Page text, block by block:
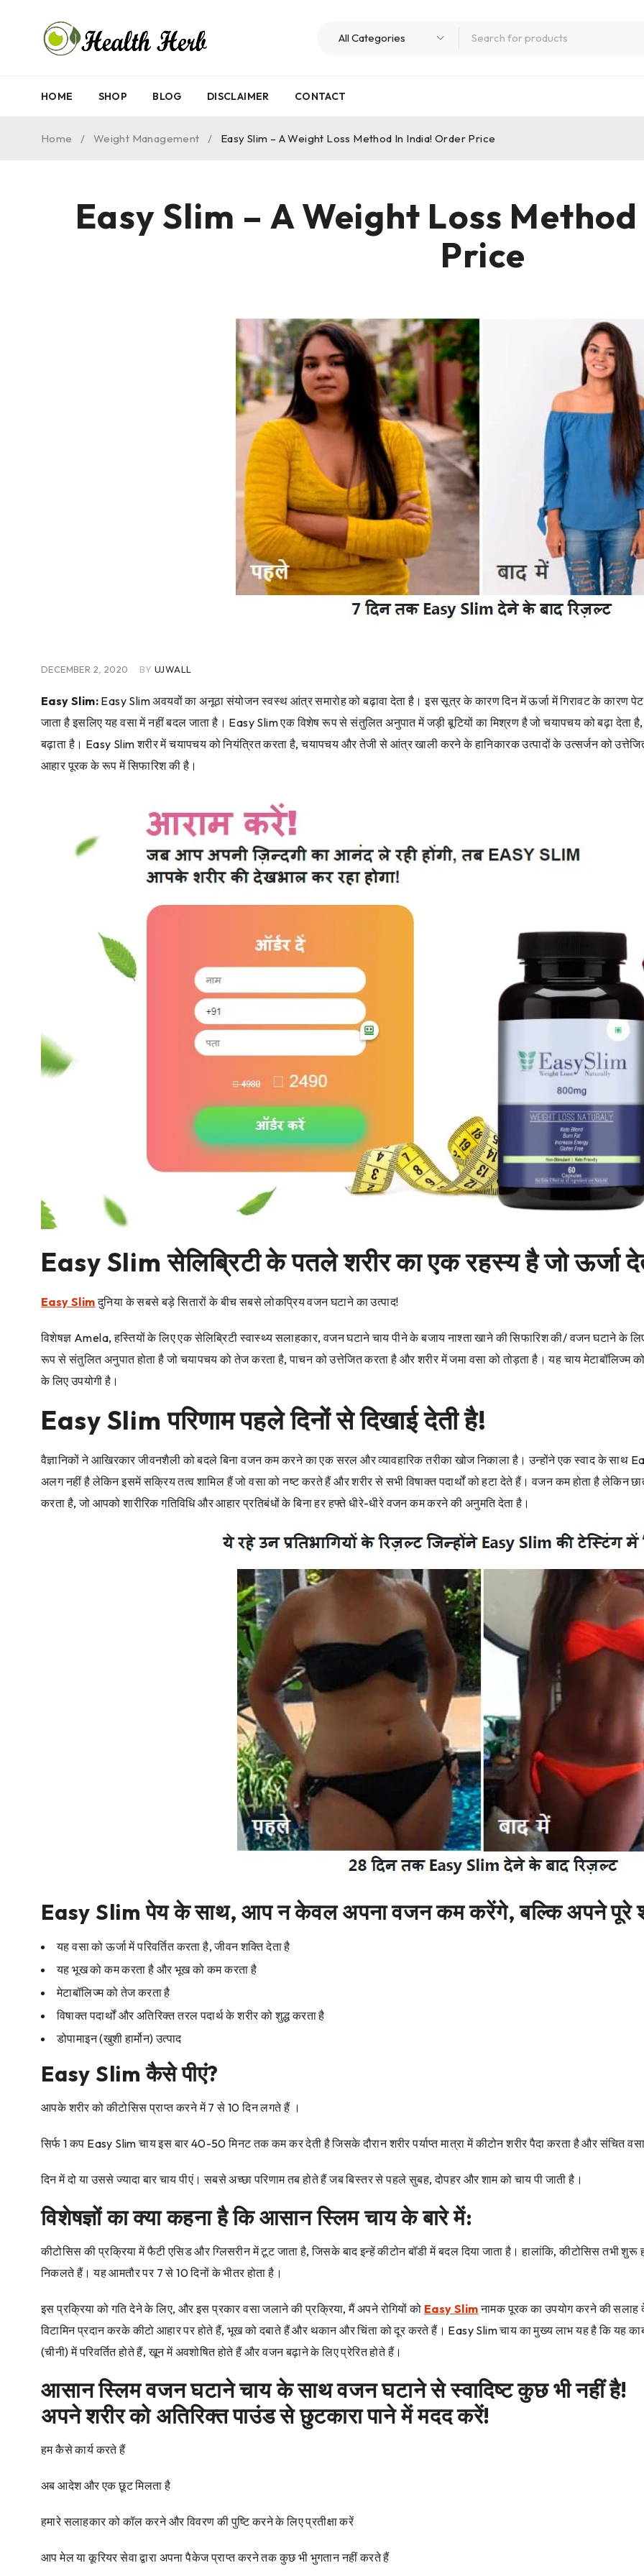
HOME SHOP BLOG DISCLAIMER CONTACT
Home / Weight Management / Easy Slim – A Weight Loss Method In India! Order Price
Easy Slim – A Weight Loss
Price
DECEMBER 2, 2020 BY UJWALL
Easy Slim: Easy Slim अवयवों का अनूठा संयोजन स्वस्थ आंत्र समारोह को बढ़ावा देता है। इस सूत्र के कारण दिन में ऊर्जा में गिरावट के कारण
जाता है इसलिए यह वसा में नहीं बदल जाता है। Easy Slim एक विशेष रूप से संतुलित अनुपात में जड़ी बूटियों का मिश्रण है जो चयापचय को बढ़ा देता
बढ़ाता है। Easy Slim शरीर में चयापचय को नियंत्रित करता है, चयापचय और तेजी से आंत्र खाली करने के हानिकारक उत्पादों के उत्सर्जन को
आहार पूरक के रूप में सिफारिश की है।
Easy Slim सेलिब्रिटी के पतले शरीर का एक रहस्य है जो ऊर्जा
Easy Slimदुनिया के सबसे बड़े सितारों के बीच सबसे लोकप्रिय वजन घटाने का उत्पाद!
विशेषज्ञ Amela, हस्तियों के लिए एक सेलिब्रिटी स्वास्थ्य सलाहकार, वजन घटाने चाय पीने के बजाय नाश्ता खाने की सिफारिश की/ वजन घटाने के
रूप से संतुलित अनुपात होता है जो चयापचय को तेज करता है, पाचन को उत्तेजित करता है और शरीर में जमा वसा को तोड़ता है। यह चाय मेटाबॉलिज्म
के लिए उपयोगी है।
Easy Slim परिणाम पहले दिनों से दिखाई देती है!
वैज्ञानिकों ने आखिरकार जीवनशैली को बदले बिना वजन कम करने का एक सरल और व्यावहारिक तरीका खोज निकाला है। उन्होंने एक स्वाद के साथ
अलग नहीं है लेकिन इसमें सक्रिय तत्व शामिल हैं जो वसा को नष्ट करते हैं और शरीर से सभी विषाक्त पदार्थों को हटा देते हैं। वजन कम होता है लेकिन
करता है, जो आपको शारीरिक गतिविधि और आहार प्रतिबंधों के बिना हर हफ्ते धीरे-धीरे वजन कम करने की अनुमति देता है।
Easy Slim पेय के साथ, आप न केवल अपना वजन कम करेंगे, बल्कि अपने पूरे
यह वसा को ऊर्जा में परिवर्तित करता है, जीवन शक्ति देता है
यह भूख को कम करता है और भूख को कम करता है
मेटाबॉलिज्म को तेज करता है
विषाक्त पदार्थों और अतिरिक्त तरल पदार्थ के शरीर को शुद्ध करता है
डोपामाइन (खुशी हार्मोन) उत्पाद
Easy Slim कैसे पीएं?
आपके शरीर को कीटोसिस प्राप्त करने में 7 से 10 दिन लगते हैं ।
सिर्फ 1 कप Easy Slim चाय इस बार 40-50 मिनट तक कम कर देती है जिसके दौरान शरीर पर्याप्त मात्रा में कीटोन शरीर पैदा करता है और संचित
दिन में दो या उससे ज्यादा बार चाय पीएं। सबसे अच्छा परिणाम तब होते हैं जब बिस्तर से पहले सुबह, दोपहर और शाम को चाय पी जाती है।
विशेषज्ञों का क्या कहना है कि आसान स्लिम चाय के बारे में:
कीटोसिस की प्रक्रिया में फैटी एसिड और ग्लिसरीन में टूट जाता है, जिसके बाद इन्हें कीटोन बॉडी में बदल दिया जाता है। हालांकि, कीटोसिस तभी
निकलते हैं। यह आमतौर पर 7 से 10 दिनों के भीतर होता है।
इस प्रक्रिया को गति देने के लिए, और इस प्रकार वसा जलाने की प्रक्रिया, मैं अपने रोगियों को Easy Slimनामक पूरक का उपयोग करने की सलाह
विटामिन प्रदान करके कीटो आहार पर होते हैं, भूख को दबाते हैं और थकान और चिंता को दूर करते हैं। Easy Slim चाय का मुख्य लाभ यह है कि यह
(चीनी) में परिवर्तित होते हैं, खून में अवशोषित होते हैं और वजन बढ़ाने के लिए प्रेरित होते हैं।
आसान स्लिम वजन घटाने चाय के साथ वजन घटाने से स्वादिष्ट कुछ भी नहीं है!
अपने शरीर को अतिरिक्त पाउंड से छुटकारा पाने में मदद करें!
हम कैसे कार्य करते हैं
अब आदेश और एक छूट मिलता है
हमारे सलाहकार को कॉल करने और विवरण की पुष्टि करने के लिए प्रतीक्षा करें
आप मेल या कूरियर सेवा द्वारा अपना पैकेज प्राप्त करने तक कुछ भी भुगतान नहीं करते हैं